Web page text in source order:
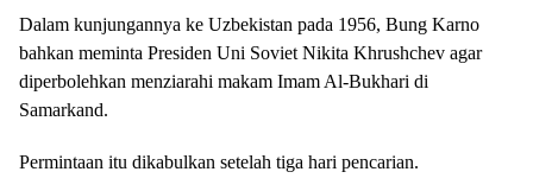
Dalam kunjungannya ke Uzbekistan pada 1956, Bung Karno
bahkan meminta Presiden Uni Soviet Nikita Khrushchev agar
diperbolehkan menziarahi makam Imam Al-Bukhari di
Samarkand.
Permintaan itu dikabulkan setelah tiga hari pencarian.